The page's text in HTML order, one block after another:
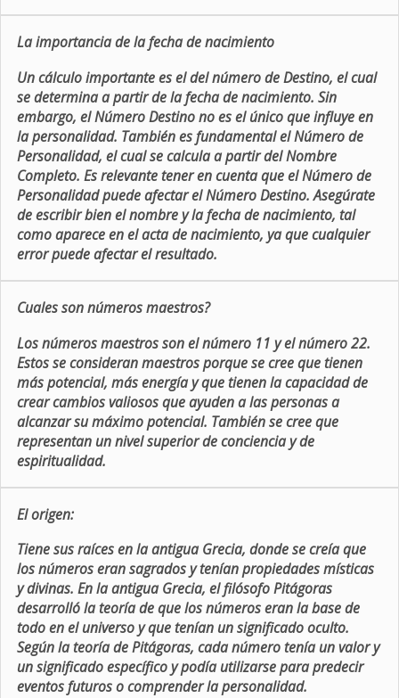
La importancia de la fecha de nacimiento
Un cálculo importante es el del número de Destino, el cual
se determina a partir de la fecha de nacimiento. Sin
embargo, el Número Destino no es el único que influye en
la personalidad. También es fundamental el Número de
Personalidad, el cual se calcula a partir del Nombre
Completo. Es relevante tener en cuenta que el Número de
Personalidad puede afectar el Número Destino. Asegúrate
de escribir bien el nombre y la fecha de nacimiento, tal
como aparece en el acta de nacimiento, ya que cualquier
error puede afectar el resultado.
Cuales son números maestros?
Los números maestros son el número 11 y el número 22.
Estos se consideran maestros porque se cree que tienen
más potencial, más energía y que tienen la capacidad de
crear cambios valiosos que ayuden a las personas a
alcanzar su máximo potencial. También se cree que
representan un nivel superior de conciencia y de
espiritualidad.
El origen:
Tiene sus raíces en la antigua Grecia, donde se creía que
los números eran sagrados y tenían propiedades místicas
y divinas. En la antigua Grecia, el filósofo Pitágoras
desarrolló la teoría de que los números eran la base de
todo en el universo y que tenían un significado oculto.
Según la teoría de Pitágoras, cada número tenía un valor y
un significado específico y podía utilizarse para predecir
eventos futuros o comprender la personalidad.